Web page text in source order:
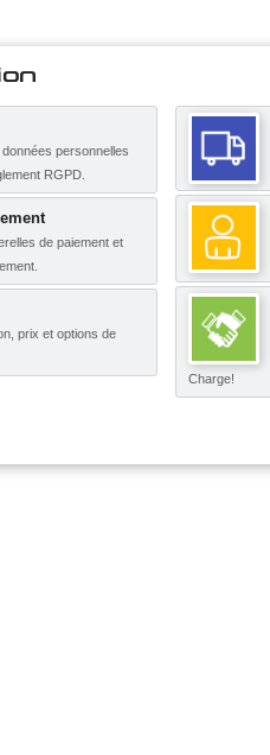
personnelles
RGPD.
de paiement et
prix et options de
Charge!